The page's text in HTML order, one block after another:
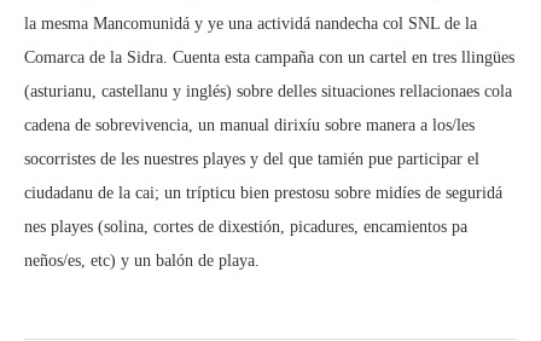
la mesma Mancomunidá y ye una actividá nandecha col SNL de la
Comarca de la Sidra. Cuenta esta campaña con un cartel en tres llingües
(asturianu, castellanu y inglés) sobre delles situaciones rellacionaes cola
cadena de sobrevivencia, un manual dirixíu sobre manera a los/les
socorristes de les nuestres playes y del que tamién pue participar el
ciudadanu de la cai; un trípticu bien prestosu sobre midíes de seguridá
nes playes (solina, cortes de dixestión, picadures, encamientos pa
neños/es, etc) y un balón de playa.